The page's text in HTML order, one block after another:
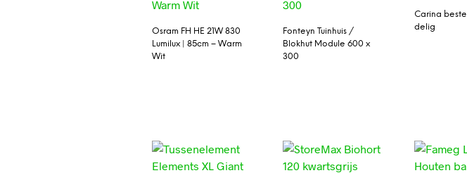
Osram FH HE 21W 830
Lumilux | 85cm – Warm
Wit
Fonteyn Tuinhuis /
Blokhut Module 600 x
300
Carina
delig